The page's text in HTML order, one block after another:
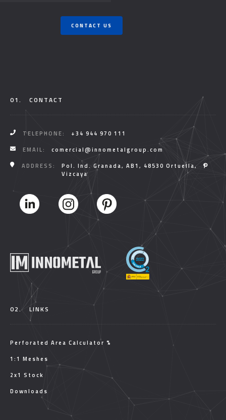
CONTACT US
01. CONTACT
TELEPHONE:
+34 944 970 111
EMAIL:
comercial@innometalgroup.com
ADDRESS:
Pol. Ind. Granada, AB1, 48530 Ortuella,
Vizcaya
02. LINKS
Perforated Area Calculator %
1:1 Meshes
2x1 Stock
Downloads